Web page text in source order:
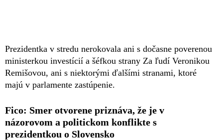
Prezidentka v stredu nerokovala ani s dočasne poverenou
ministerkou investícií a šéfkou strany Za ľudí Veronikou
Remišovou, ani s niektorými ďalšími stranami, ktoré
majú v parlamente zastúpenie.
Fico: Smer otvorene priznáva, že je v
názorovom a politickom konflikte s
prezidentkou o Slovensko